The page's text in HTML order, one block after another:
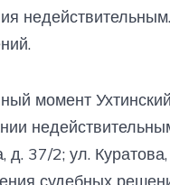
момент
д. 37/2; ул.